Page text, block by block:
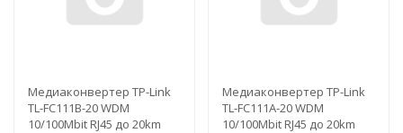
Медиаконвертер TP-Link
TL-FC111B-20 WDM
10/100Mbit RJ45 до 20km
Медиаконвертер TP-Link
TL-FC111A-20 WDM
10/100Mbit RJ45 до 20km